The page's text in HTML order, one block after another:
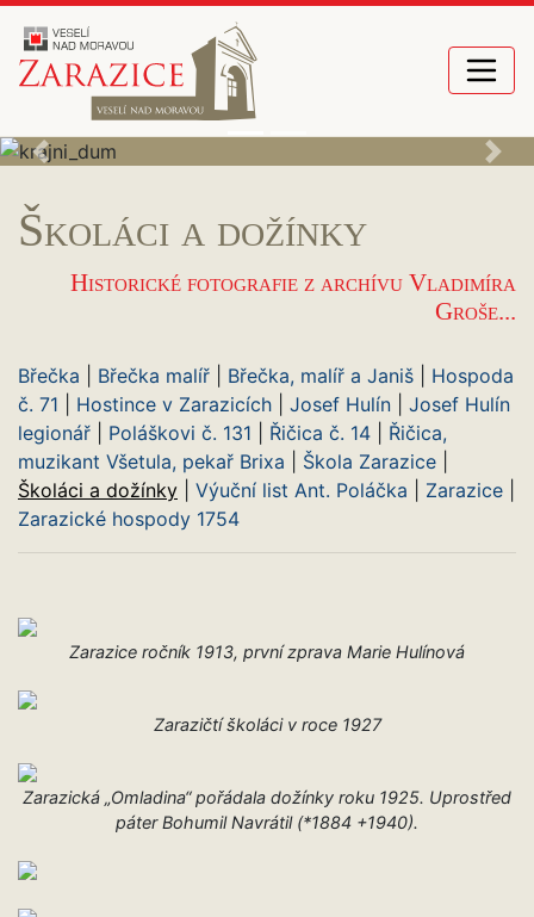
Skočit na obsah
Základní navigace
Previous Next
Školáci a dožínky
Historické fotografie z archívu Vladimíra
Groše...
Břečka Břečka malíř Břečka, malíř a Janiš
Hospoda
č. 71
Hostince v Zarazicích Josef Hulín
Josef Hulín
legionář
Poláškovi č. 131 Řičica č. 14
Řičica,
muzikant Všetula, pekař Brixa
Škola Zarazice
Školáci a dožínky
Výuční list Ant. Poláčka Zarazice
Zarazické hospody 1754
Zarazice ročník 1913, první zprava Marie Hulínová
Zarazičtí školáci v roce 1927
Zarazická „Omladina“ pořádala dožínky roku 1925. Uprostřed
páter Bohumil Navrátil (*1884 +1940).